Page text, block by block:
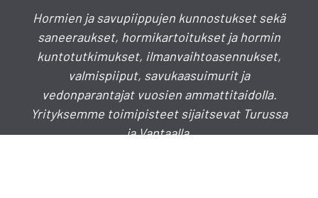
Hormien ja savupiippujen kunnostukset sekä
saneeraukset, hormikartoitukset ja hormin
kuntotutkimukset, ilmanvaihtoasennukset,
valmispiiput, savukaasuimurit ja
vedonparantajat vuosien ammattitaidolla.
Yrityksemme toimipisteet sijaitsevat Turussa
ja Vantaalla.